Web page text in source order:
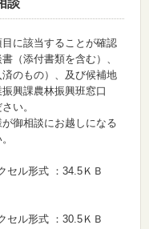
談
に該当することが確認
（添付書類を含む）、
のもの）、及び候補地
興課農林振興班窓口
い。
御相談にお越しになる
セル形式 ：34.5ＫＢ
セル形式 ：30.5ＫＢ